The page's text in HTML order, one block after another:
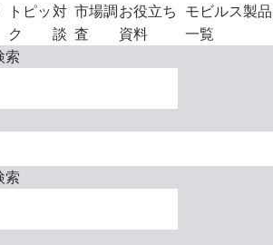
トピッ
ク
対
談
市場調
査
お役立ち
資料
モビルス製品
一覧
索
索